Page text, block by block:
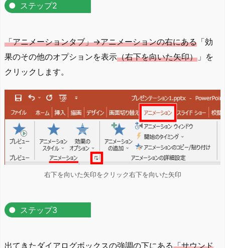
ステップ2
「アニメーションタブ」→アニメーションの右にある 「効
果のその他のオプションを表示（右下を向いた矢印） 」を
クリックします。
右下を向いた矢印をクリック右下を向いた矢印
ステップ3
出てきたダイアログボックスの強調の下にある「サウンド